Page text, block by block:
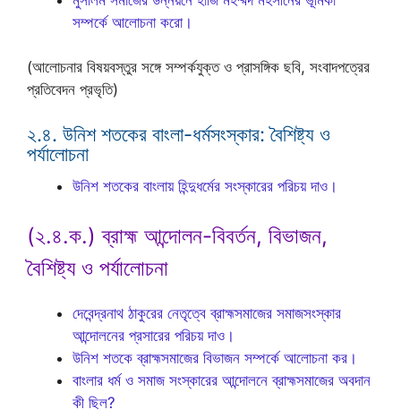
সম্পর্কে আলোচনা করো।
(আলোচনার বিষয়বস্তুর সঙ্গে সম্পর্কযুক্ত ও প্রাসঙ্গিক ছবি, সংবাদপত্রের
প্রতিবেদন প্রভৃতি)
২.৪. উনিশ শতকের বাংলা-ধর্মসংস্কার: বৈশিষ্ট্য ও
পর্যালোচনা
উনিশ শতকের বাংলায় হিন্দুধর্মের সংস্কারের পরিচয় দাও।
(২.৪.ক.) ব্রাহ্ম আন্দোলন-বিবর্তন, বিভাজন,
বৈশিষ্ট্য ও পর্যালোচনা
দেবেন্দ্রনাথ ঠাকুরের নেতৃত্বে ব্রাহ্মসমাজের সমাজসংস্কার
আন্দোলনের প্রসারের পরিচয় দাও।
উনিশ শতকে ব্রাহ্মসমাজের বিভাজন সম্পর্কে আলোচনা কর।
বাংলার ধর্ম ও সমাজ সংস্কারের আন্দোলনে ব্রাহ্মসমাজের অবদান
কী ছিল?